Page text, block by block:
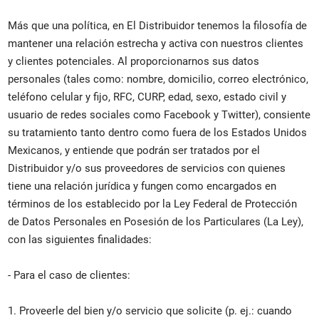
Más que una política, en El Distribuidor tenemos la filosofía de
mantener una relación estrecha y activa con nuestros clientes
y clientes potenciales. Al proporcionarnos sus datos
personales (tales como: nombre, domicilio, correo electrónico,
teléfono celular y fijo, RFC, CURP, edad, sexo, estado civil y
usuario de redes sociales como Facebook y Twitter), consiente
su tratamiento tanto dentro como fuera de los Estados Unidos
Mexicanos, y entiende que podrán ser tratados por el
Distribuidor y/o sus proveedores de servicios con quienes
tiene una relación jurídica y fungen como encargados en
términos de los establecido por la Ley Federal de Protección
de Datos Personales en Posesión de los Particulares (La Ley),
con las siguientes finalidades:
- Para el caso de clientes:
1. Proveerle del bien y/o servicio que solicite (p. ej.: cuando